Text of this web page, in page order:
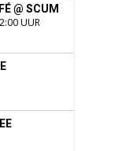
@ SCUM
UUR